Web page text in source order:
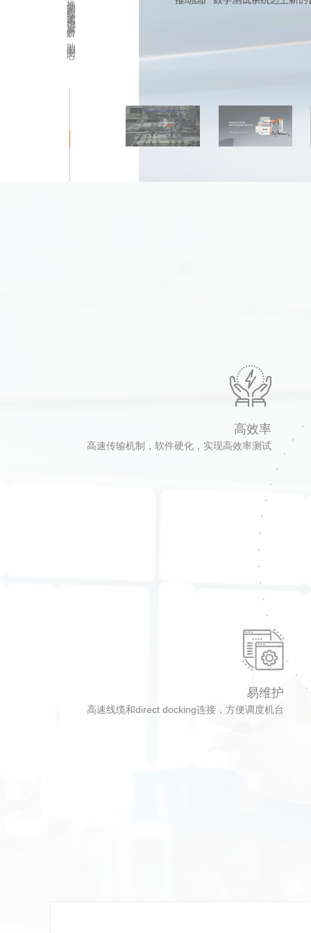
推动国产数字测试系统迈上新台阶，助力中国芯
高效率
高速传输机制，软件硬化，实现高效率测试
易维护
高速线缆和direct docking连接，方便调度机台